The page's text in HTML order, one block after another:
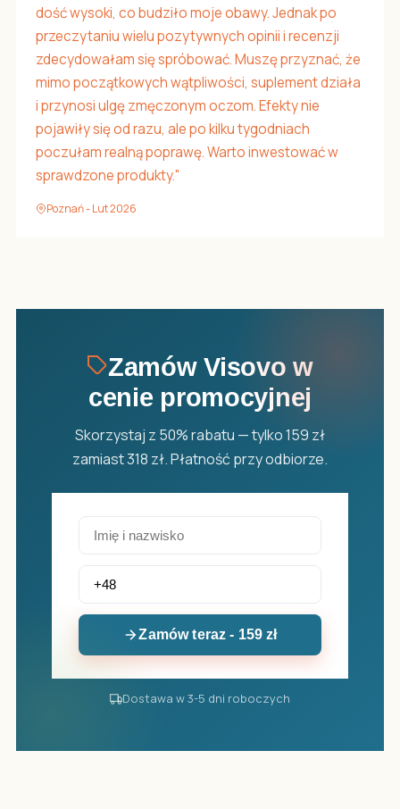
dość wysoki, co budziło moje obawy. Jednak po
przeczytaniu wielu pozytywnych opinii i recenzji
zdecydowałam się spróbować. Muszę przyznać, że
mimo początkowych wątpliwości, suplement działa
i przynosi ulgę zmęczonym oczom. Efekty nie
pojawiły się od razu, ale po kilku tygodniach
poczułam realną poprawę. Warto inwestować w
sprawdzone produkty."
Poznań - Lut 2026
Zamów Visovo w
cenie promocyjnej
Skorzystaj z 50% rabatu — tylko 159 zł
zamiast 318 zł. Płatność przy odbiorze.
Zamów teraz - 159 zł
Dostawa w 3-5 dni roboczych